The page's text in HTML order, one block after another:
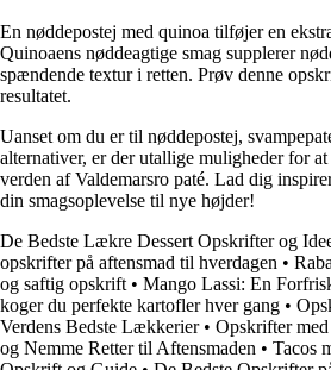
En nøddepostej med quinoa tilføjer en
Quinoaens nøddeagtige smag supplerer
spændende textur i retten. Prøv denne
resultatet.
Uanset om du er til nøddepostej,
alternativer, er der utallige muligheder for
verden af Valdemarsro paté. Lad dig
din smagsoplevelse til nye højder!
De Bedste Lækre Dessert Opskrifter og
opskrifter på aftensmad til hverdagen •
og saftig opskrift • Mango Lassi: En
koger du perfekte kartofler hver gang •
Verdens Bedste Lækkerier• Opskrifter
og Nemme Retter til Aftensmaden • Tacos